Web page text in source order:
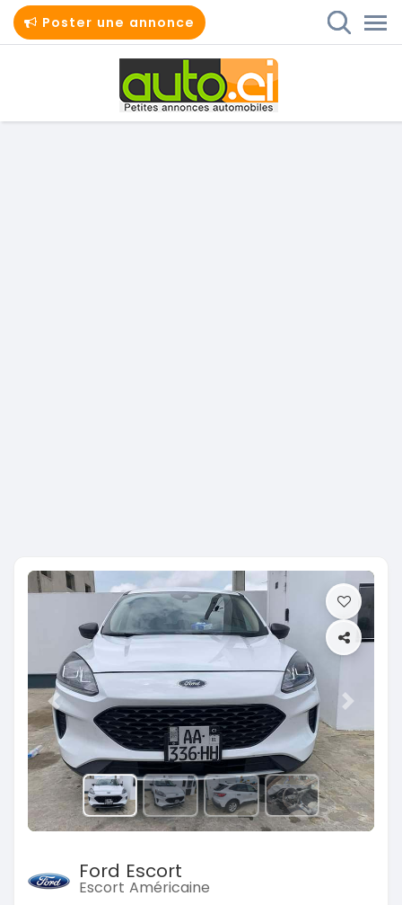
Poster une annonce
Previous Next
Ford Escort
Escort Américaine